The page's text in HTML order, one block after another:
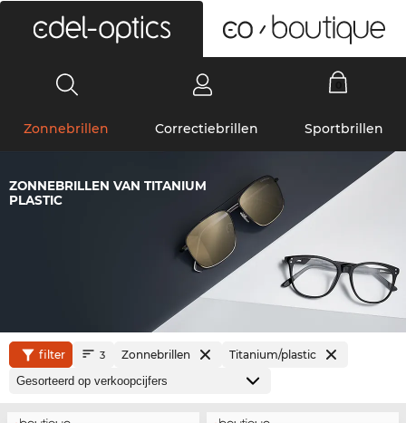
Zonnebrillen Correctiebrillen Sportbrillen
ZONNEBRILLEN VAN TITANIUM
PLASTIC
filter 3 Zonnebrillen Titanium/plastic